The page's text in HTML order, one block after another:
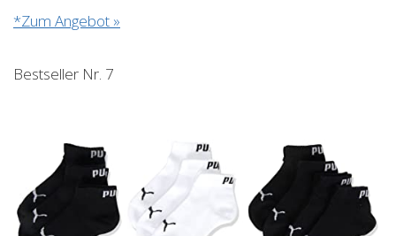
*Zum Angebot »
Bestseller Nr. 7